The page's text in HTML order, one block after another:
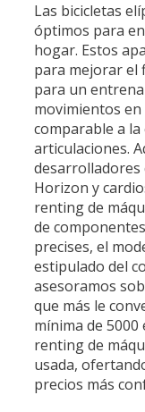
Las bicicletas
óptimos para
hogar. Estos
para mejorar el
para un
movimientos
comparable a
articulaciones.
desarrolladores
Horizon y
renting de
de
precises, el
estipulado del
asesoramos
que más le
mínima de
renting de
usada,
precios más